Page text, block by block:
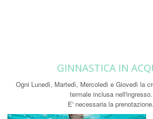
GINNASTICA IN
Ogni Lunedì, Martedì, Mercoledì e Giovedì la
termale inclusa nell'ingresso.
E' necessaria la prenotazione.